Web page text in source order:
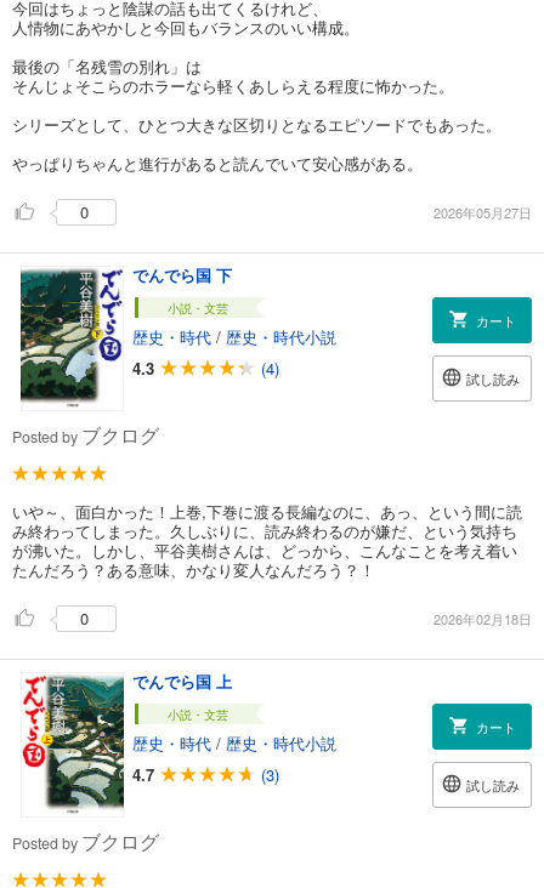
今回はちょっと陰謀の話も出てくるけれど、
人情物にあやかしと今回もバランスのいい構成。
最後の「名残雪の別れ」は
そんじょそこらのホラーなら軽くあしらえる程度に怖かった。
シリーズとして、ひとつ大きな区切りとなるエピソードでもあった。
やっぱりちゃんと進行があると読んでいて安心感がある。
0 2026年05月27日
でんでら国 下
小説・文芸
歴史・時代 / 歴史・時代小説
4.3
(4)
カート
試し読み
Posted by ブクログ
いや～、面白かった！上巻,下巻に渡る長編なのに、あっ、という間に読
み終わってしまった。久しぶりに、読み終わるのが嫌だ、という気持ち
が沸いた。しかし、平谷美樹さんは、どっから、こんなことを考え着い
たんだろう？ある意味、かなり変人なんだろう？！
0 2026年02月18日
でんでら国 上
小説・文芸
歴史・時代 / 歴史・時代小説
4.7
(3)
カート
試し読み
Posted by ブクログ